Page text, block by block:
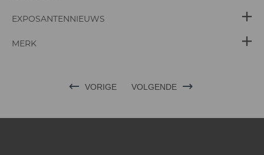
EXPOSANTENNIEUWS
MERK
VORIGE VOLGENDE